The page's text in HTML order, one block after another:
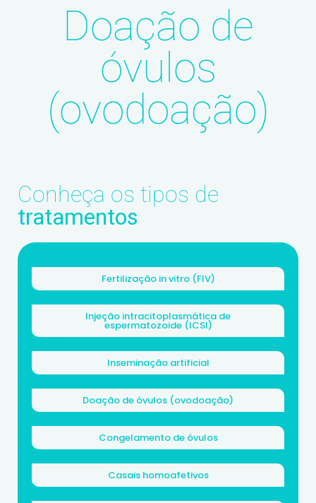
Doação de
óvulos
(ovodoação)
Conheça os tipos de
tratamentos
Fertilização in vitro (FIV)
Injeção intracitoplasmática de
espermatozoide (ICSI)
Inseminação artificial
Doação de óvulos (ovodoação)
Congelamento de óvulos
Casais homoafetivos